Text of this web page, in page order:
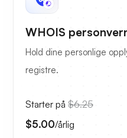
WHOIS
Hold dine personlige
registre.
Starter på $6.25
$5.00/årlig